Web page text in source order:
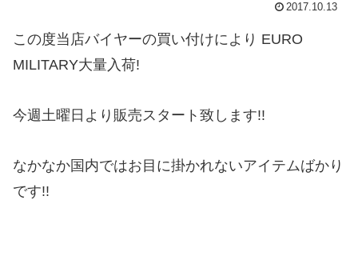
2017.10.13
この度当店バイヤーの買い付けにより EURO
MILITARY大量入荷!
今週土曜日より販売スタート致します!!
なかなか国内ではお目に掛かれないアイテムばかり
です!!